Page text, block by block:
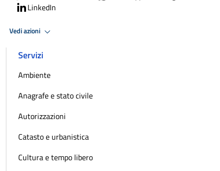
LinkedIn
Vedi azioni
Servizi
Ambiente
Anagrafe e stato civile
Autorizzazioni
Catasto e urbanistica
Cultura e tempo libero